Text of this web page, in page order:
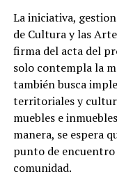
La iniciativa,
de Cultura y las
firma del acta del
solo contempla la
también busca
territoriales y
muebles e
manera, se espera
punto de
comunidad.